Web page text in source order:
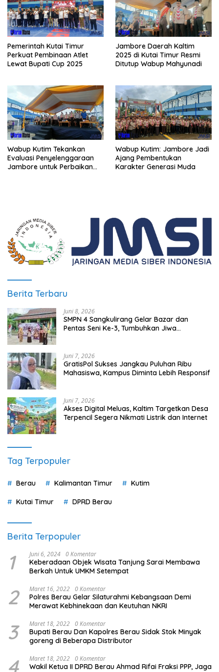
Pemerintah Kutai Timur
Perkuat Pembinaan Atlet
Lewat Bupati Cup 2025
Jambore Daerah Kaltim
2025 di Kutai Timur Resmi
Ditutup Wabup Mahyunadi
Wabup Kutim Tekankan
Evaluasi Penyelenggaraan
Jambore untuk Perbaikan
Wabup Kutim: Jambore Jadi
Ajang Pembentukan
Karakter Generasi Muda
Berita Terbaru
Juni 8, 2026
SMPN 4 Sangkulirang Gelar Bazar dan
Pentas Seni Ke-3, Tumbuhkan Jiwa
Juni 7, 2026
GratisPol Sukses Jangkau Puluhan Ribu
Mahasiswa, Kampus Diminta Lebih Responsif
Juni 7, 2026
Akses Digital Meluas, Kaltim Targetkan Desa
Terpencil Segera Nikmati Listrik dan Internet
Tag Terpopuler
Berau Kalimantan Timur Kutim
Kutai Timur DPRD Berau
Berita Terpopuler
1 Juni 6, 2024 0 Komentar
Keberadaan Objek Wisata Tanjung Sarai Membawa
Berkah Untuk UMKM Setempat
2 Maret 16, 2022 0 Komentar
Polres Berau Gelar Silaturahmi Kebangsaan Demi
Merawat Kebhinekaan dan Keutuhan NKRI
3 Maret 18, 2022 0 Komentar
Bupati Berau Dan Kapolres Berau Sidak Stok Minyak
goreng di Beberapa Distributor
Maret 18, 2022 0 Komentar
Wakil Ketua II DPRD Berau Ahmad Rifai Fraksi PPP, Jaga